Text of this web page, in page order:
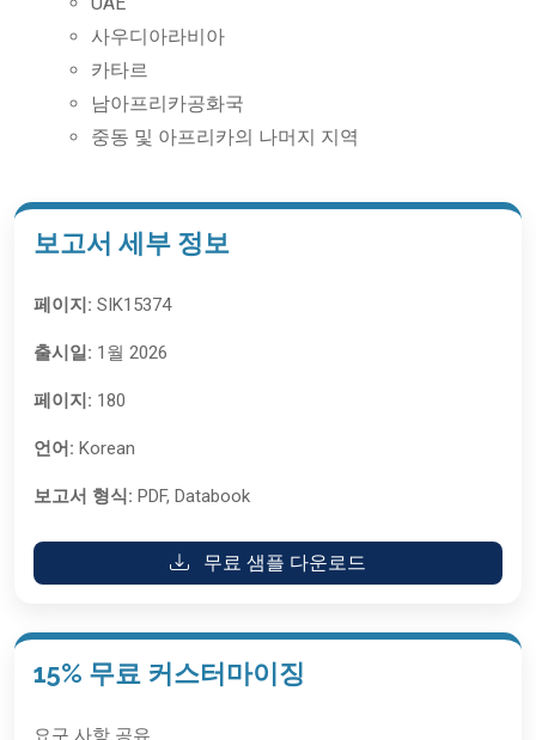
사우디아라비아
카타르
남아프리카공화국
중동 및 아프리카의 나머지 지역
보고서 세부 정보
페이지: SIK15374
출시일: 1월 2026
페이지: 180
언어: Korean
보고서 형식: PDF, Databook
무료 샘플 다운로드
15% 무료 커스터마이징
요구 사항 공유